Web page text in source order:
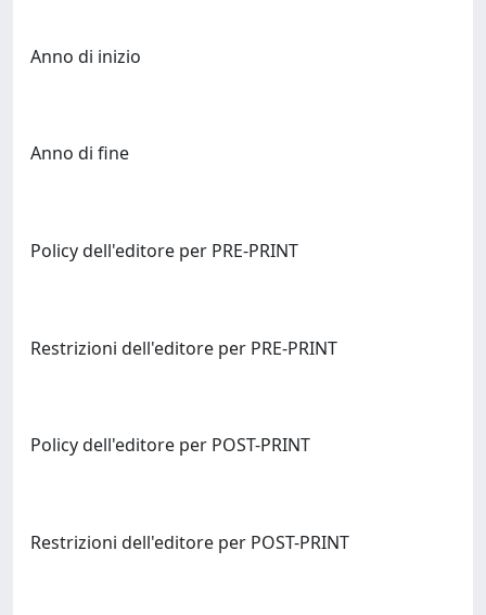
Anno di inizio
Anno di fine
Policy dell'editore per PRE-PRINT
Restrizioni dell'editore per PRE-PRINT
Policy dell'editore per POST-PRINT
Restrizioni dell'editore per POST-PRINT